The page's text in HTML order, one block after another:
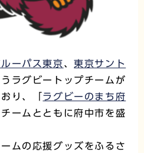
ーパス東京、東京サント
うラグビートップチームが
り、「ラグビーのまち府
チームとともに府中市を盛
ムの応援グッズをふるさ